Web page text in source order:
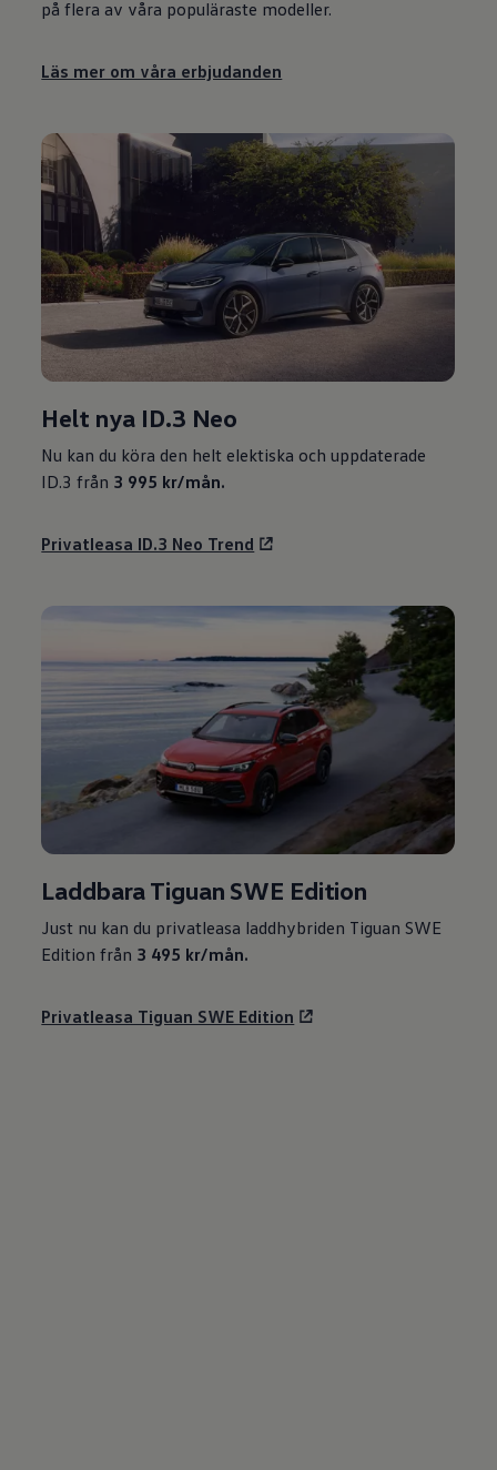
på flera av våra populäraste modeller.
Läs mer om våra erbjudanden
Helt nya ID.3 Neo
Nu kan du köra den helt elektiska och uppdaterade
ID.3 från 3 995 kr/mån.
Privatleasa ID.3 Neo Trend
Laddbara Tiguan SWE Edition
Just nu kan du privatleasa laddhybriden Tiguan SWE
Edition från 3 495 kr/mån.
Privatleasa Tiguan SWE Edition